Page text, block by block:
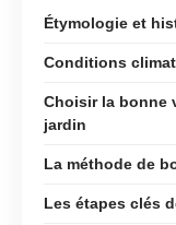
Étymologie et
Conditions
Choisir la bonne
jardin
La méthode de
Les étapes clés